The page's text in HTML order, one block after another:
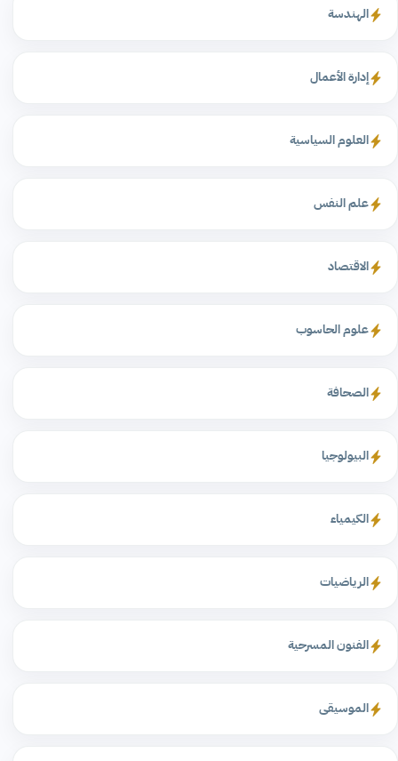
الهندسة
إدارة الأعمال
العلوم السياسية
علم النفس
الاقتصاد
علوم الحاسوب
الصحافة
البيولوجيا
الكيمياء
الرياضيات
الفنون المسرحية
الموسيقى